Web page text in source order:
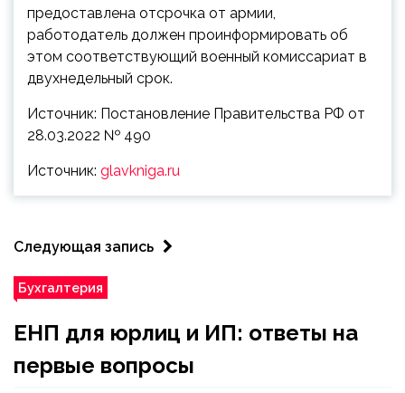
предоставлена отсрочка от армии,
работодатель должен проинформировать об
этом соответствующий военный комиссариат в
двухнедельный срок.
Источник: Постановление Правительства РФ от
28.03.2022 № 490
Источник: glavkniga.ru
Следующая запись
Бухгалтерия
ЕНП для юрлиц и ИП: ответы на
первые вопросы